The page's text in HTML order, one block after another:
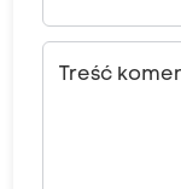
Treść